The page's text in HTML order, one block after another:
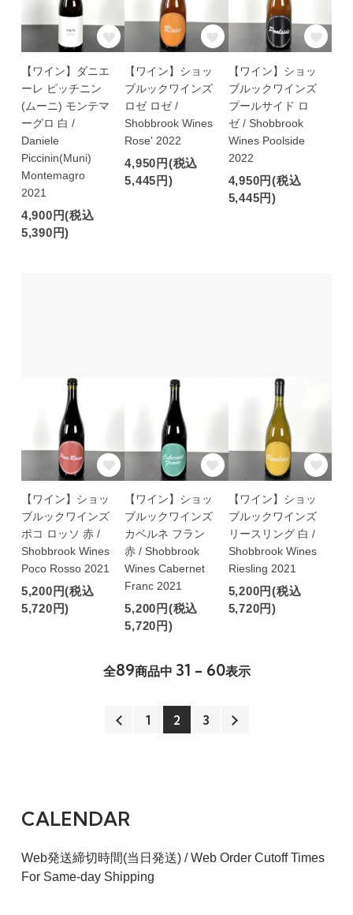
【ワイン】ダニエ
ーレ ピッチニン
(ムーニ) モンテマ
ーグロ 白 /
Daniele
Piccinin(Muni)
Montemagro
2021
4,900円(税込
5,390円)
【ワイン】ショッ
ブルックワインズ
ロゼ ロゼ /
Shobbrook Wines
Rose' 2022
4,950円(税込
5,445円)
【ワイン】ショッ
ブルックワインズ
プールサイド ロ
ゼ / Shobbrook
Wines Poolside
2022
4,950円(税込
5,445円)
【ワイン】ショッ
ブルックワインズ
ポコ ロッソ 赤 /
Shobbrook Wines
Poco Rosso 2021
5,200円(税込
5,720円)
【ワイン】ショッ
ブルックワインズ
カベルネ フラン
赤 / Shobbrook
Wines Cabernet
Franc 2021
5,200円(税込
5,720円)
【ワイン】ショッ
ブルックワインズ
リースリング 白 /
Shobbrook Wines
Riesling 2021
5,200円(税込
5,720円)
全89商品中 31 - 60表示
1 2 3
CALENDAR
Web発送締切時間(当日発送) / Web Order Cutoff Times
For Same-day Shipping